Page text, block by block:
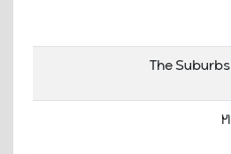
The Suburbs
21